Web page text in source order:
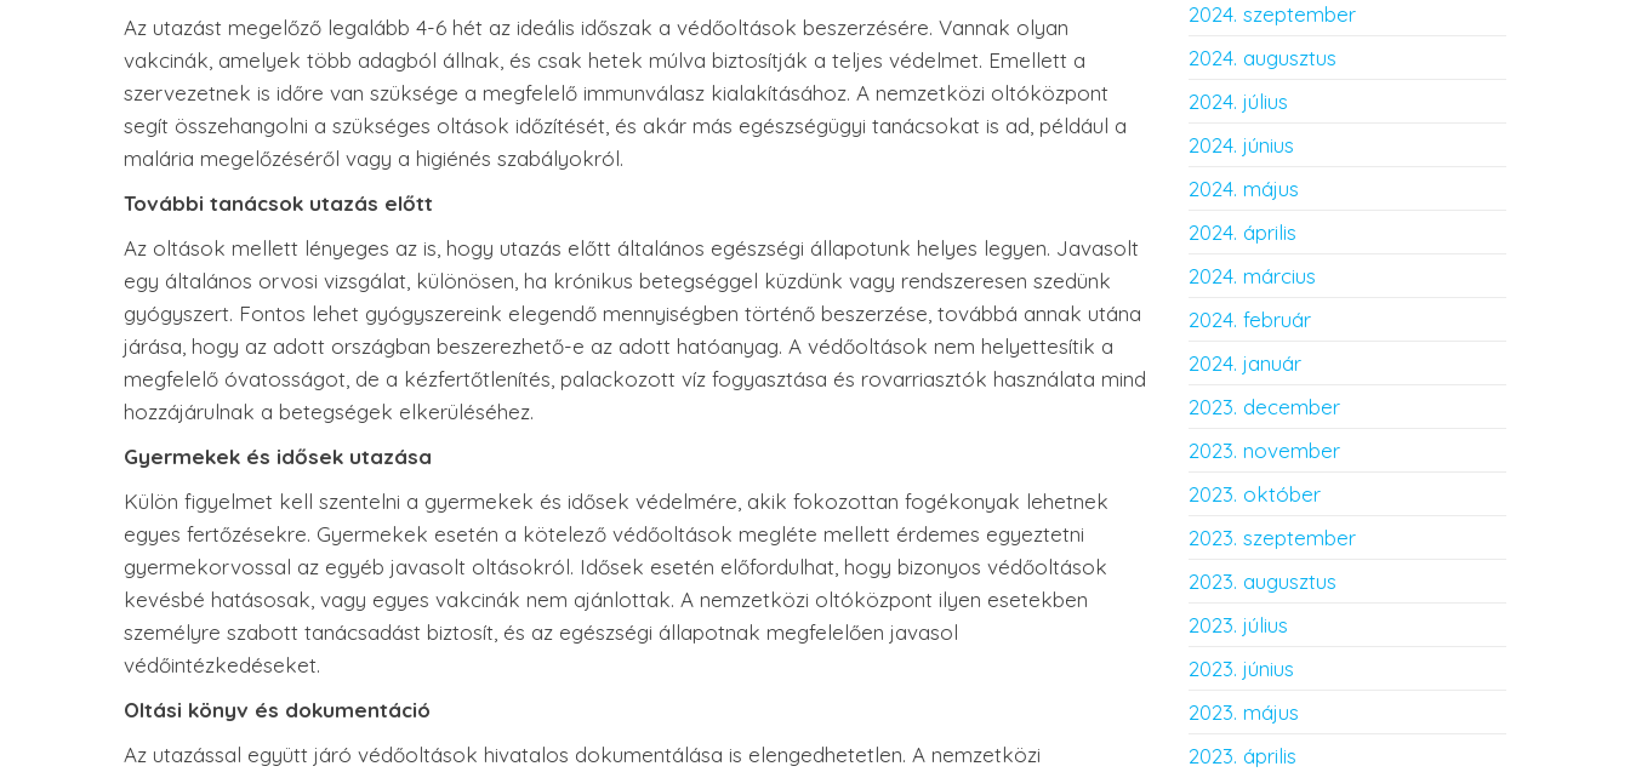
Az utazást megelőző legalább 4-6 hét az ideális időszak a védőoltások beszerzésére. Vannak olyan
vakcinák, amelyek több adagból állnak, és csak hetek múlva biztosítják a teljes védelmet. Emellett a
szervezetnek is időre van szüksége a megfelelő immunválasz kialakításához. A nemzetközi oltóközpont
segít összehangolni a szükséges oltások időzítését, és akár más egészségügyi tanácsokat is ad, például a
malária megelőzéséről vagy a higiénés szabályokról.
További tanácsok utazás előtt
Az oltások mellett lényeges az is, hogy utazás előtt általános egészségi állapotunk helyes legyen. Javasolt
egy általános orvosi vizsgálat, különösen, ha krónikus betegséggel küzdünk vagy rendszeresen szedünk
gyógyszert. Fontos lehet gyógyszereink elegendő mennyiségben történő beszerzése, továbbá annak utána
járása, hogy az adott országban beszerezhető-e az adott hatóanyag. A védőoltások nem helyettesítik a
megfelelő óvatosságot, de a kézfertőtlenítés, palackozott víz fogyasztása és rovarriasztók használata mind
hozzájárulnak a betegségek elkerüléséhez.
Gyermekek és idősek utazása
Külön figyelmet kell szentelni a gyermekek és idősek védelmére, akik fokozottan fogékonyak lehetnek
egyes fertőzésekre. Gyermekek esetén a kötelező védőoltások megléte mellett érdemes egyeztetni
gyermekorvossal az egyéb javasolt oltásokról. Idősek esetén előfordulhat, hogy bizonyos védőoltások
kevésbé hatásosak, vagy egyes vakcinák nem ajánlottak. A nemzetközi oltóközpont ilyen esetekben
személyre szabott tanácsadást biztosít, és az egészségi állapotnak megfelelően javasol
védőintézkedéseket.
Oltási könyv és dokumentáció
Az utazással együtt járó védőoltások hivatalos dokumentálása is elengedhetetlen. A nemzetközi
2024. szeptember
2024. augusztus
2024. július
2024. június
2024. május
2024. április
2024. március
2024. február
2024. január
2023. december
2023. november
2023. október
2023. szeptember
2023. augusztus
2023. július
2023. június
2023. május
2023. április